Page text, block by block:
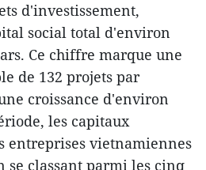
d'investissement,
social total d'environ
Ce chiffre marque une
de 132 projets par
croissance d'environ
les capitaux
entreprises vietnamiennes
se classant parmi les cinq